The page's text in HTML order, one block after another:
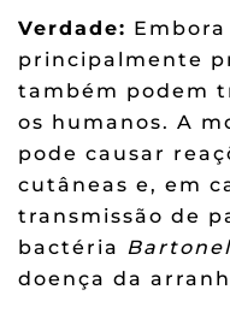
Verdade:
principalmente
também podem
os humanos. A
pode causar
cutâneas e, em
transmissão de
bactéria
doença da